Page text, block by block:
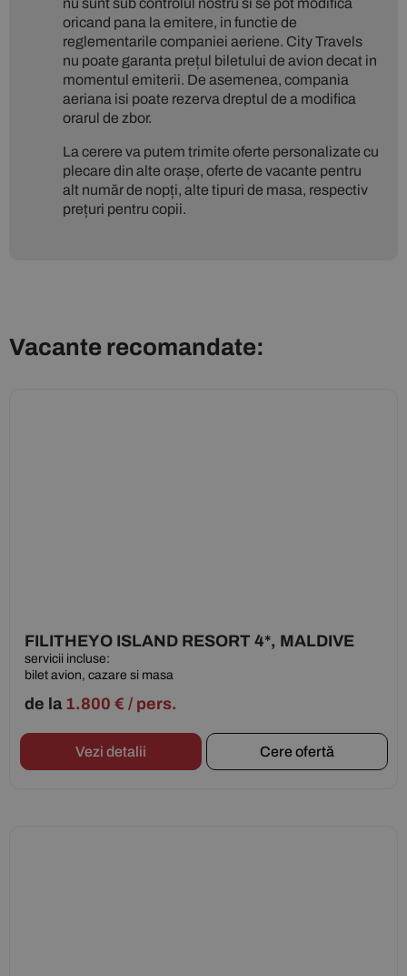
nu sunt sub controlul nostru si se pot modifica
oricand pana la emitere, in functie de
reglementarile companiei aeriene. City Travels
nu poate garanta prețul biletului de avion decat in
momentul emiterii. De asemenea, compania
aeriana isi poate rezerva dreptul de a modifica
orarul de zbor.
La cerere va putem trimite oferte personalizate cu
plecare din alte orașe, oferte de vacante pentru
alt număr de nopți, alte tipuri de masa, respectiv
prețuri pentru copii.
Vacante recomandate:
FILITHEYO ISLAND RESORT 4*, MALDIVE
servicii incluse:
bilet avion, cazare si masa
de la 1.800 € / pers.
Vezi detalii Cere ofertă